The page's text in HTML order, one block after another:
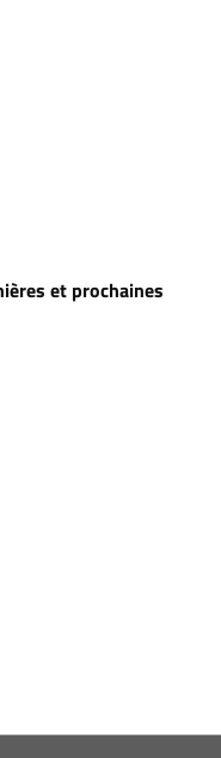
et prochaines